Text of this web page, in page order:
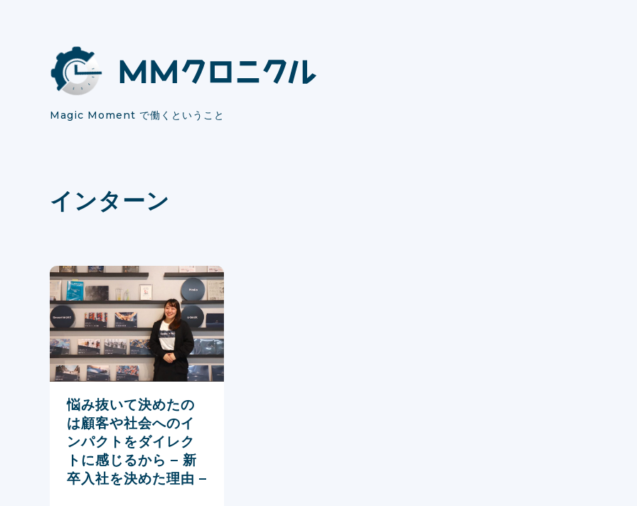
Magic Moment で働くということ
インターン
悩み抜いて決めたの
は顧客や社会へのイ
ンパクトをダイレク
トに感じるから – 新
卒入社を決めた理由 –